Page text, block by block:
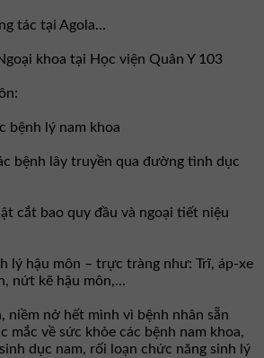
tác tại Agola...
khoa tại Học viện Quân Y 103
bệnh lý nam khoa
bệnh lây truyền qua đường tình dục
cắt bao quy đầu và ngoại tiết niệu
lý hậu môn – trực tràng như: Trĩ, áp-xe
nứt kẽ hậu môn,...
niềm nở hết mình vì bệnh nhân sẵn
mắc về sức khỏe các bệnh nam khoa,
dục nam, rối loạn chức năng sinh lý